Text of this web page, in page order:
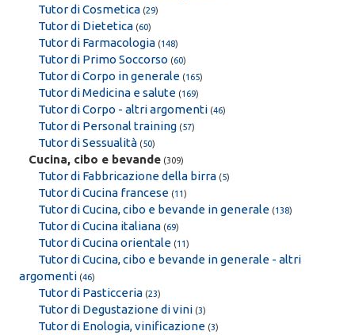
Tutor di Cosmetica (29)
Tutor di Dietetica (60)
Tutor di Farmacologia (148)
Tutor di Primo Soccorso (60)
Tutor di Corpo in generale (165)
Tutor di Medicina e salute (169)
Tutor di Corpo - altri argomenti (46)
Tutor di Personal training (57)
Tutor di Sessualità (50)
Cucina, cibo e bevande (309)
Tutor di Fabbricazione della birra (5)
Tutor di Cucina francese (11)
Tutor di Cucina, cibo e bevande in generale (138)
Tutor di Cucina italiana (69)
Tutor di Cucina orientale (11)
Tutor di Cucina, cibo e bevande in generale - altri
argomenti (46)
Tutor di Pasticceria (23)
Tutor di Degustazione di vini (3)
Tutor di Enologia, vinificazione (3)